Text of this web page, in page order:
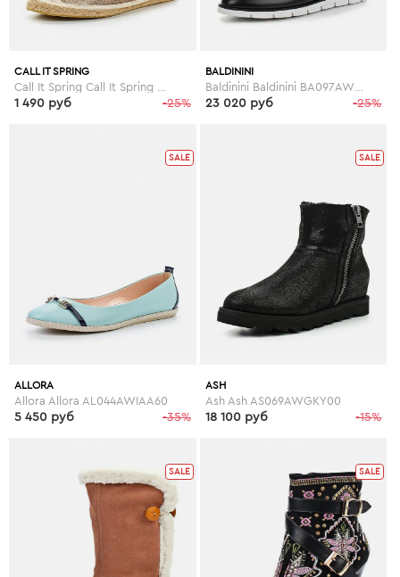
CALL IT SPRING
-25%
1 490 руб
BALDININI
-25%
23 020 руб
SALE
ALLORA
Allora Allora AL044AWIAA60
-35%
5 450 руб
SALE
ASH
Ash Ash AS069AWGKY00
-15%
18 100 руб
SALE SALE